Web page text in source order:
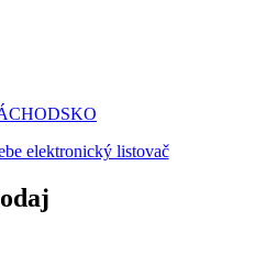
elektronický listovač